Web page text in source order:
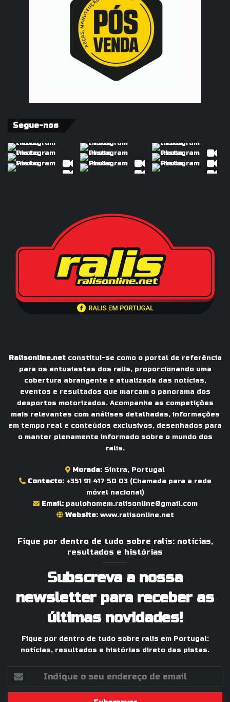
Segue-nos
Ralisonline.netconstitui-se como o portal de referência
para os entusiastas dos ralis, proporcionando uma
cobertura abrangente e atualizada das notícias,
eventos e resultados que marcam o panorama dos
desportos motorizados. Acompanhe as competições
mais relevantes com análises detalhadas, informações
em tempo real e conteúdos exclusivos, desenhados para
o manter plenamente informado sobre o mundo dos
ralis.
Morada: Sintra, Portugal
Contacto: +351 91 417 50 03(Chamada para a rede
móvel nacional)
Email: paulohomem.ralisonline@gmail.com
Website: www.ralisonline.net
Fique por dentro de tudo sobre ralis: notícias,
resultados e histórias
Subscreva a nossa
newsletter para receber as
últimas novidades!
Fique por dentro de tudo sobre ralis em Portugal:
notícias, resultados e histórias direto das pistas.
seu